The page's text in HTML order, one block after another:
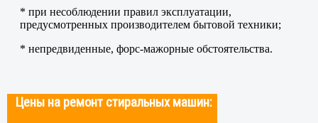
* при несоблюдении правил эксплуатации,
предусмотренных производителем бытовой техники;
* непредвиденные, форс-мажорные обстоятельства.
Цены на ремонт стиральных машин: